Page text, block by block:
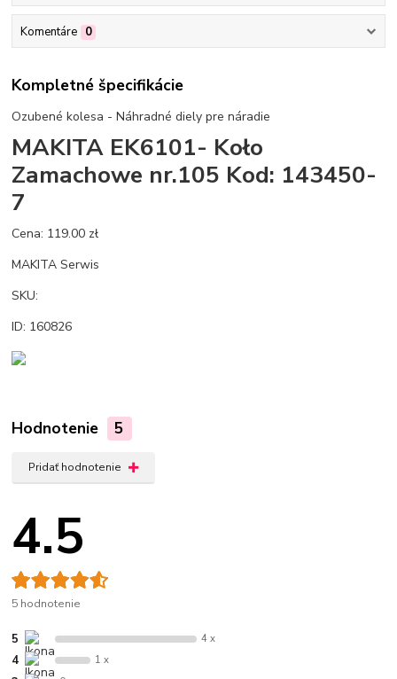
Komentáre 0
Kompletné špecifikácie
Ozubené kolesa - Náhradné diely pre náradie
MAKITA EK6101- Koło
Zamachowe nr.105 Kod: 143450-
7
Cena: 119.00 zł
MAKITA Serwis
SKU:
ID: 160826
Hodnotenie 5
Pridať hodnotenie
4.5
5 hodnotenie
5 4 x
4 1 x